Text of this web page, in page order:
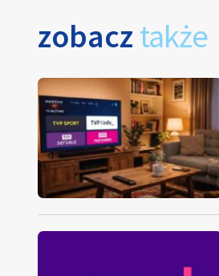
zobacz także